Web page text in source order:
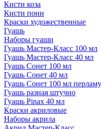
Кисти коза
Кисти пони
Краски художественные
Гуашь
Наборы гуаши
Гуашь Мастер-Класс 100 мл
Гуашь Мастер-Класс 40 мл
Гуашь Сонет 100 мл
Гуашь Сонет 40 мл
Гуашь Сонет 100 мл
Гуашь разная штучно
Гуашь Pinax 40 мл
Краски акриловые
Наборы акрила